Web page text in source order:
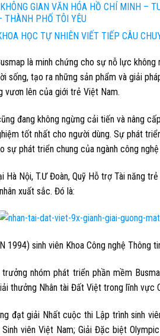
GIAN VĂN HÓA HỒ CHÍ MINH –
THÀNH PHỐ TÔI YÊU
HỌC TỰ NHIÊN VIẾT TIẾP CÂU
là minh chứng cho sự nỗ lực
sống, tạo ra những sản phẩm và giải
vươn lên của giới trẻ Việt Nam.
đang không ngừng cải tiến và nâng
tốt nhất cho người dùng. Sự phát
sự phát triển chung của ngành công
Hà Nội, T.Ư Đoàn, Quỹ Hỗ trợ Tài năng
xuất sắc. Đó là:
1994) sinh viên Khoa Công nghệ Thông
trưởng nhóm phát triển phần mềm
thưởng Nhân tài Đất Việt trong lĩnh vực
đạt giải Nhất cuộc thi Lập trình sinh
viên Việt Nam; Giải Đặc biệt